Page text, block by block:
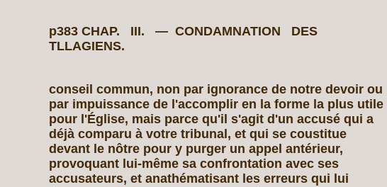
p383 CHAP. III. — CONDAMNATION DES
TLLAGIENS.
conseil commun, non par ignorance de notre devoir ou
par impuissance de l'accomplir en la forme la plus utile
pour l'Église, mais parce qu'il s'agit d'un accusé qui a
déjà comparu à votre tribunal, et qui se coustitue
devant le nôtre pour y purger un appel antérieur,
provoquant lui-même sa confrontation avec ses
accusateurs, et anathématisant les erreurs qui lui